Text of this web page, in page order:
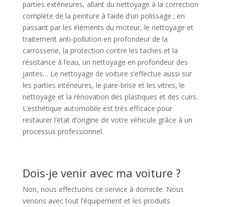
parties extérieures, allant du nettoyage à la correction
complète de la peinture à l’aide d’un polissage ; en
passant par les éléments du moteur, le nettoyage et
traitement anti-pollution en profondeur de la
carrosserie, la protection contre les taches et la
résistance à l’eau, un nettoyage en profondeur des
jantes… Le nettoyage de voiture s’effectue aussi sur
les parties intérieures, le pare-brise et les vitres, le
nettoyage et la rénovation des plastiques et des cuirs.
L’esthétique automobile est très efficace pour
restaurer l’état d’origine de votre véhicule grâce à un
processus professionnel.
Dois-je venir avec ma voiture ?
Non, nous effectuons ce service à domicile. Nous
venons avec tout l’équipement et les produits